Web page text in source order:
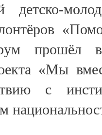
детско-
прошёл в
«Мы
с